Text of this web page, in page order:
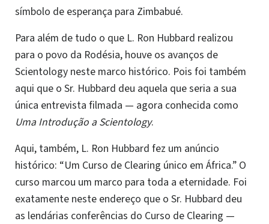
símbolo de esperança para Zimbabué.
Para além de tudo o que L. Ron Hubbard realizou
para o povo da Rodésia, houve os avanços de
Scientology neste marco histórico. Pois foi também
aqui que o Sr. Hubbard deu aquela que seria a sua
única entrevista filmada — agora conhecida como
Uma Introdução a Scientology.
Aqui, também, L. Ron Hubbard fez um anúncio
histórico: “Um Curso de Clearing único em África.” O
curso marcou um marco para toda a eternidade. Foi
exatamente neste endereço que o Sr. Hubbard deu
as lendárias conferências do Curso de Clearing —